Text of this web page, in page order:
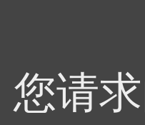
您请